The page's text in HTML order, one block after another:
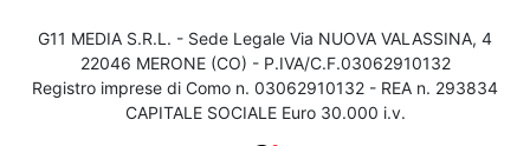
G11 MEDIA S.R.L. - Sede Legale Via NUOVA VALASSINA, 4
22046 MERONE (CO) - P.IVA/C.F.03062910132
Registro imprese di Como n. 03062910132 - REA n. 293834
CAPITALE SOCIALE Euro 30.000 i.v.